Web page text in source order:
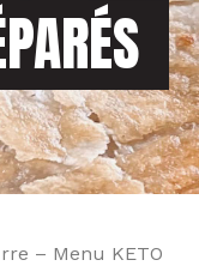
– Menu KETO